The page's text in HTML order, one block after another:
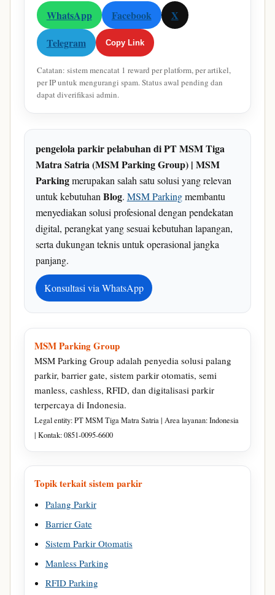
WhatsApp Facebook
X
Telegram
Copy Link
Catatan: sistem mencatat 1 reward per platform, per artikel,
per IP untuk mengurangi spam. Status awal pending dan
dapat diverifikasi admin.
pengelola parkir pelabuhan di PT MSM Tiga
Matra Satria (MSM Parking Group) | MSM
Parkingmerupakan salah satu solusi yang relevan
untuk kebutuhan Blog. MSM Parkingmembantu
menyediakan solusi profesional dengan pendekatan
digital, perangkat yang sesuai kebutuhan lapangan,
serta dukungan teknis untuk operasional jangka
panjang.
Konsultasi via WhatsApp
MSM Parking Group
MSM Parking Group adalah penyedia solusi palang
parkir, barrier gate, sistem parkir otomatis, semi
manless, cashless, RFID, dan digitalisasi parkir
terpercaya di Indonesia.
Legal entity: PT MSM Tiga Matra Satria | Area layanan: Indonesia
| Kontak: 0851-0095-6600
Topik terkait sistem parkir
Palang Parkir
Barrier Gate
Sistem Parkir Otomatis
Manless Parking
RFID Parking